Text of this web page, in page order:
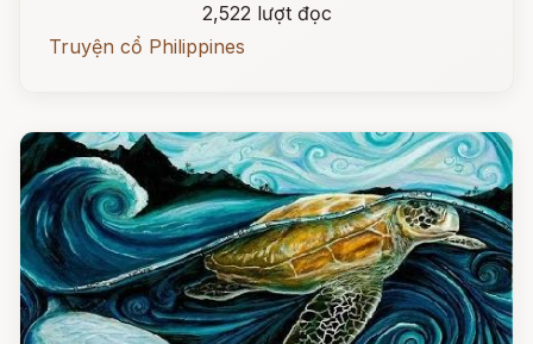
2,522 lượt đọc
Truyện cổ Philippines